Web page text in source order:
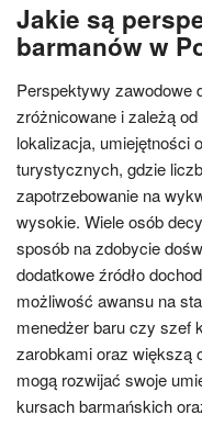
Jakie są
barmanów w
Perspektywy zawodowe
zróżnicowane i zależą
lokalizacja, umiejętności
turystycznych, gdzie
zapotrzebowanie na
wysokie. Wiele osób
sposób na zdobycie
dodatkowe źródło
możliwość awansu na
menedżer baru czy szef
zarobkami oraz większą
mogą rozwijać swoje
kursach barmańskich